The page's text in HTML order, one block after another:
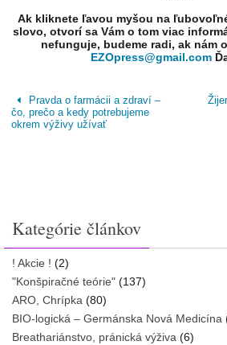
Ak kliknete ľavou myšou na
slovo, otvorí sa Vám o tom viac
nefunguje, budeme radi, ak nám
EZOpress@gmail.com
Pravda o farmácii a zdraví –
čo, prečo a kedy potrebujeme
okrem výživy užívať
Kategórie článkov
! Akcie ! (2)
"Konšpiračné teórie" (137)
ARO, Chrípka (80)
BIO-logická – Germánska Nová Medicína
Breathariánstvo, pránická výživa (6)